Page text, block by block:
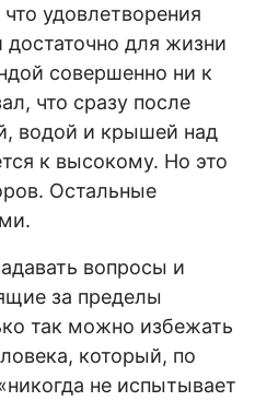
удовлетворения
достаточно для жизни
совершенно ни к
что сразу после
водой и крышей над
к высокому. Но это
Остальные
вопросы и
за пределы
так можно избежать
который, по
не испытывает